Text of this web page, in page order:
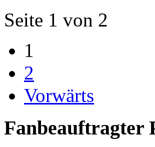
Seite 1 von 2
1
2
Vorwärts
Fanbeauftragter